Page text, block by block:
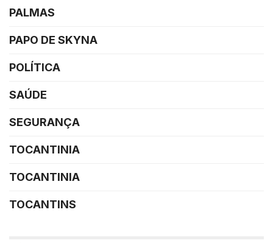
PALMAS
PAPO DE SKYNA
POLÍTICA
SAÚDE
SEGURANÇA
TOCANTINIA
TOCANTINIA
TOCANTINS